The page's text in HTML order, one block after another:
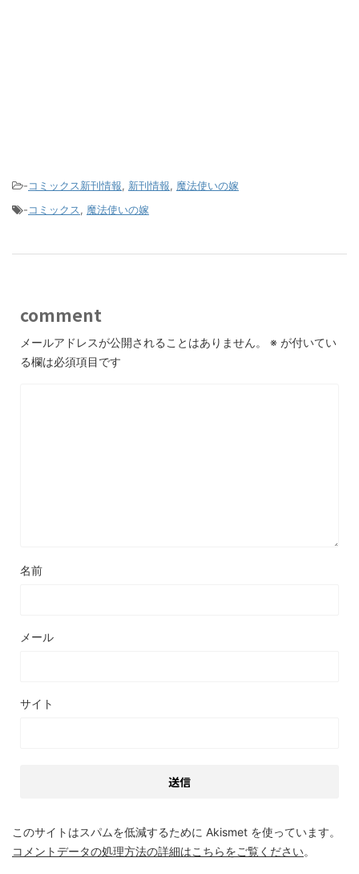
-コミックス新刊情報, 新刊情報, 魔法使いの嫁
-コミックス, 魔法使いの嫁
comment
メールアドレスが公開されることはありません。 ※ が付いてい
る欄は必須項目です
名前
メール
サイト
このサイトはスパムを低減するために Akismet を使っています。
コメントデータの処理方法の詳細はこちらをご覧ください。